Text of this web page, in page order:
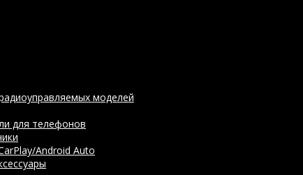
моделей
для телефонов
Android Auto